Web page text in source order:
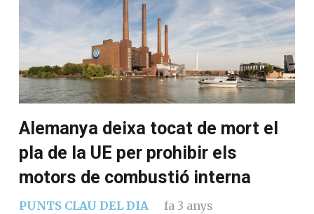
Alemanya deixa tocat de mort el
pla de la UE per prohibir els
motors de combustió interna
PUNTS CLAU DEL DIA fa 3 anys